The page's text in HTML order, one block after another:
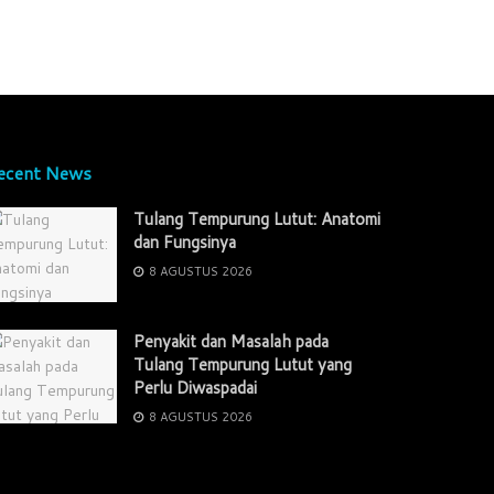
News
Tulang Tempurung Lutut: Anatomi
dan Fungsinya
8 AGUSTUS 2026
Penyakit dan Masalah pada
Tulang Tempurung Lutut yang
Perlu Diwaspadai
8 AGUSTUS 2026